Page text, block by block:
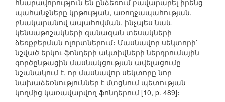
հնարավորություն են ընձեռում բավարարել իրենց
պահանջները կրթության, առողջապահության,
բնակարանով ապահովման, ինչպես նաև
կենսաթոշակների զանազան տեսակների
ձեռքբերման ոլորտներում։ Մասնավոր սեկտորի՝
նշված երկու ֆոնդերի ակտիվների ներդրումային
գործընթացին մասնակցության ավելացումը
նշանակում է, որ մասնավոր սեկտորը նոր
նախաձեռնություններ է մտցնում պետության
կողմից կառավարվող ֆոնդերում [10, p. 489]։